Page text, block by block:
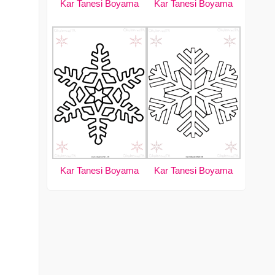
Kar Tanesi Boyama Kar Tanesi Boyama
Kar Tanesi Boyama Kar Tanesi Boyama